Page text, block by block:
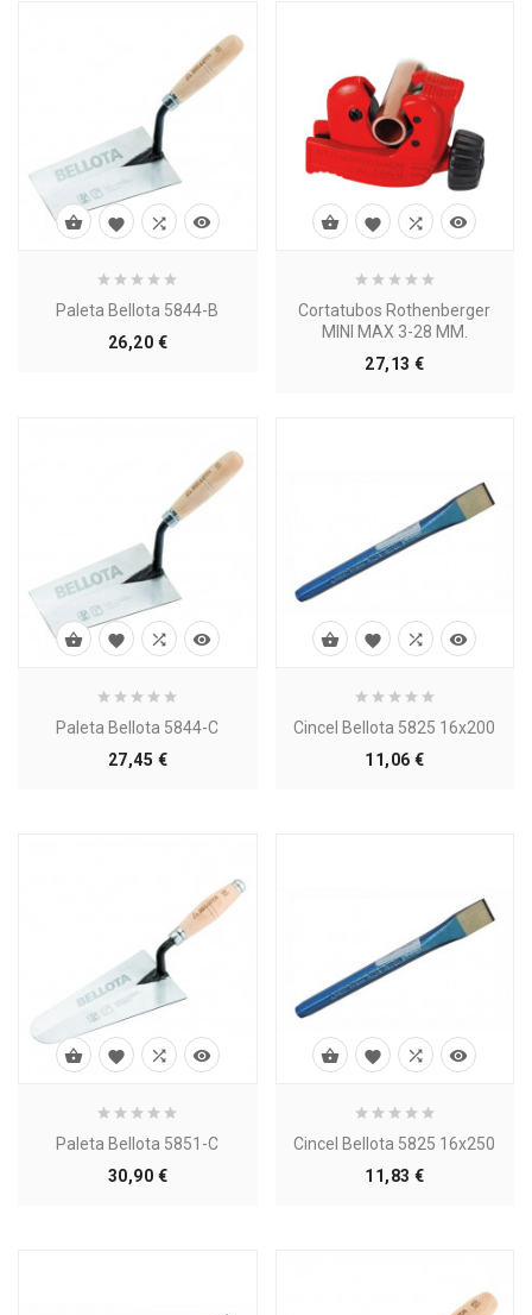
Paleta Bellota 5844-B
26,20 €Precio
   
Cortatubos Rothenberger
MINI MAX 3-28 MM.
27,13 €Precio
   
Paleta Bellota 5844-C
27,45 €Precio
   
Cincel Bellota 5825 16x200
11,06 €Precio
   
Paleta Bellota 5851-C
30,90 €Precio
   
Cincel Bellota 5825 16x250
11,83 €Precio
   